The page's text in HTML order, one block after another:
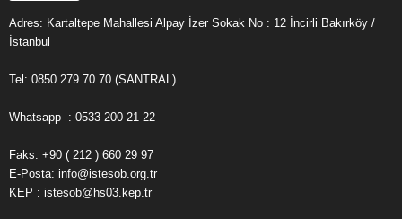
Adres: Kartaltepe Mahallesi Alpay İzer Sokak No : 12 İncirli Bakırköy /
İstanbul
Tel: 0850 279 70 70 (SANTRAL)
Whatsapp : 0533 200 21 22
Faks: +90 ( 212 ) 660 29 97
E-Posta: info@istesob.org.tr
KEP : istesob@hs03.kep.tr